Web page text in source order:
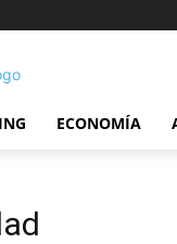
ECONOMÍA